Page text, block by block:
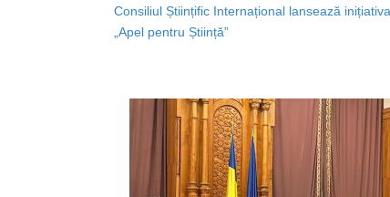
Consiliul Științific Internațional lansează inițiativa
„Apel pentru Știință”